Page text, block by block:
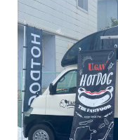
お知らせ・出店情報
つなぎ局について
災害支援班について